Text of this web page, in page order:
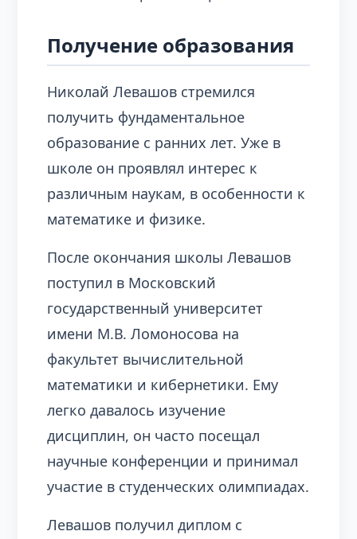
Получение образования
Николай Левашов стремился
получить фундаментальное
образование с ранних лет. Уже в
школе он проявлял интерес к
различным наукам, в особенности к
математике и физике.
После окончания школы Левашов
поступил в Московский
государственный университет
имени М.В. Ломоносова на
факультет вычислительной
математики и кибернетики. Ему
легко давалось изучение
дисциплин, он часто посещал
научные конференции и принимал
участие в студенческих олимпиадах.
Левашов получил диплом с